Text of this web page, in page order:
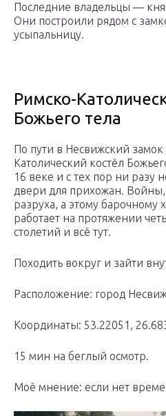
Последние владельцы —
Они построили рядом с
усыпальницу.
Римско-
Божьего тела
По пути в Несвижский
Католический костёл
16 веке и с тех пор ни разу
двери для прихожан.
разруха, а этому барочному
работает на протяжении
столетий и всё тут.
Походить вокруг и зайти
Расположение: город
Координаты: 53.22051,
15 мин на беглый осмотр.
Моё мнение: если нет